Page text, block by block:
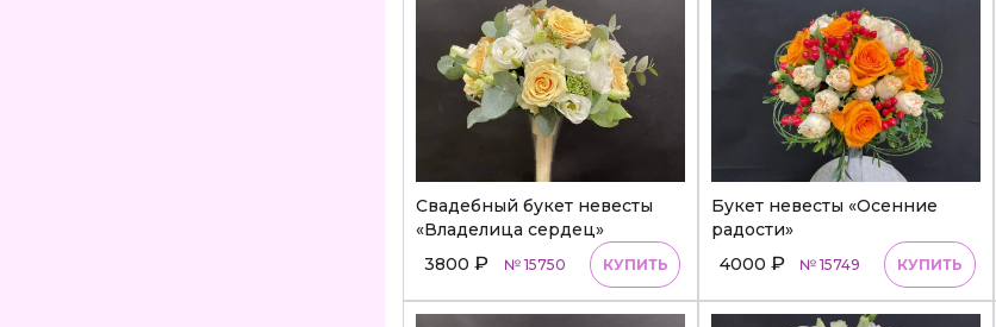
Свадебный букет невесты
«Владелица сердец»
3800 ₽ № 15750 КУПИТЬ
Букет невесты «Осенние
радости»
4000 ₽ № 15749 КУПИТЬ